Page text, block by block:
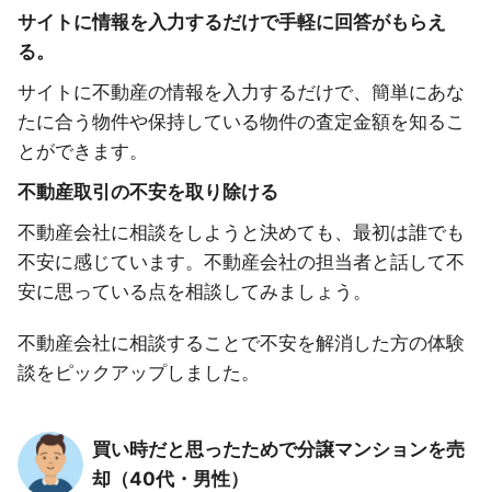
サイトに情報を入力するだけで手軽に回答がもらえ
る。
サイトに不動産の情報を入力するだけで、簡単にあな
たに合う物件や保持している物件の査定金額を知るこ
とができます。
不動産取引の不安を取り除ける
不動産会社に相談をしようと決めても、最初は誰でも
不安に感じています。不動産会社の担当者と話して不
安に思っている点を相談してみましょう。
不動産会社に相談することで不安を解消した方の体験
談をピックアップしました。
買い時だと思ったためで分譲マンションを売
却（40代・男性）